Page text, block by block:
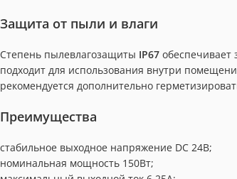
Защита от пыли и влаги
Степень пылевлагозащиты IP67
подходит для использования внутри
рекомендуется дополнительно
Преимущества
стабильное выходное напряжение DC 24В;
номинальная мощность 150Вт;